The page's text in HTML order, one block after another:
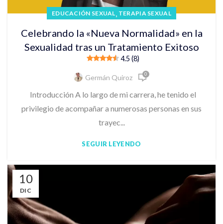
EDUCACIÓN SEXUAL TERAPIA SEXUAL
Celebrando la «Nueva Normalidad» en la
Sexualidad tras un Tratamiento Exitoso
4.5 (8)
Germán Quiroz 0
Introducción A lo largo de mi carrera, he tenido el
privilegio de acompañar a numerosas personas en sus
trayec...
SEGUIR LEYENDO
10
DIC